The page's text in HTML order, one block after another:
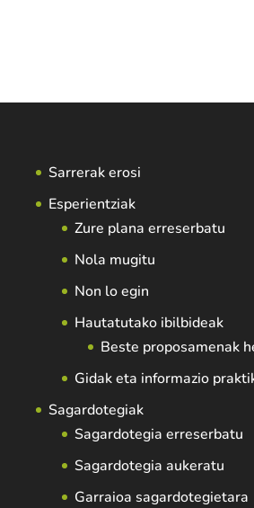
Sarrerak erosi
Esperientziak
Zure plana erreserbatu
Nola mugitu
Non lo egin
Hautatutako ibilbideak
Beste proposamenak
Gidak eta informazio
Sagardotegiak
Sagardotegia erreserbatu
Sagardotegia aukeratu
Garraioa sagardotegietara